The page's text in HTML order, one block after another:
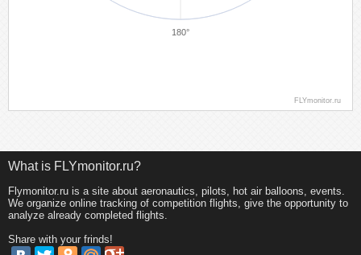
180°
FLYmonitor.ru
What is FLYmonitor.ru?
Flymonitor.ru is a site about aeronautics, pilots, hot air balloons, events.
We organize online tracking of competition flights, give the opportunity to
analyze already completed flights.
Share with your frinds!